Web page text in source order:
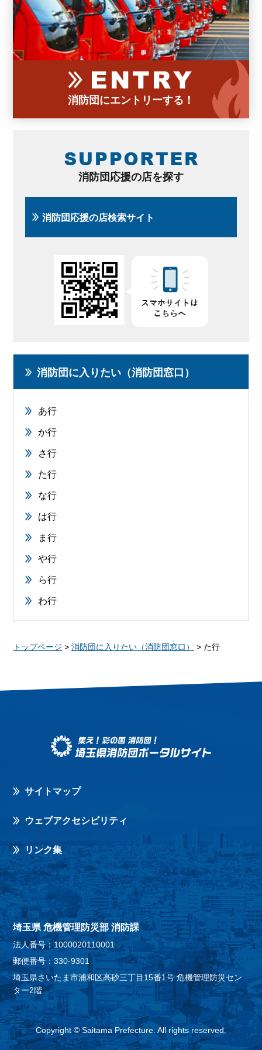
消防団にエントリーする！
消防団応援の店を探す
消防団応援の店検索サイト
消防団に入りたい（消防団窓口）
あ行
か行
さ行
た行
な行
は行
ま行
や行
ら行
わ行
トップページ > 消防団に入りたい（消防団窓口） > た行
サイトマップ
ウェブアクセシビリティ
リンク集
埼玉県 危機管理防災部 消防課
法人番号：1000020110001
郵便番号：330-9301
埼玉県さいたま市浦和区高砂三丁目15番1号 危機管理防災セン
ター2階
Copyright © Saitama Prefecture. All rights reserved.